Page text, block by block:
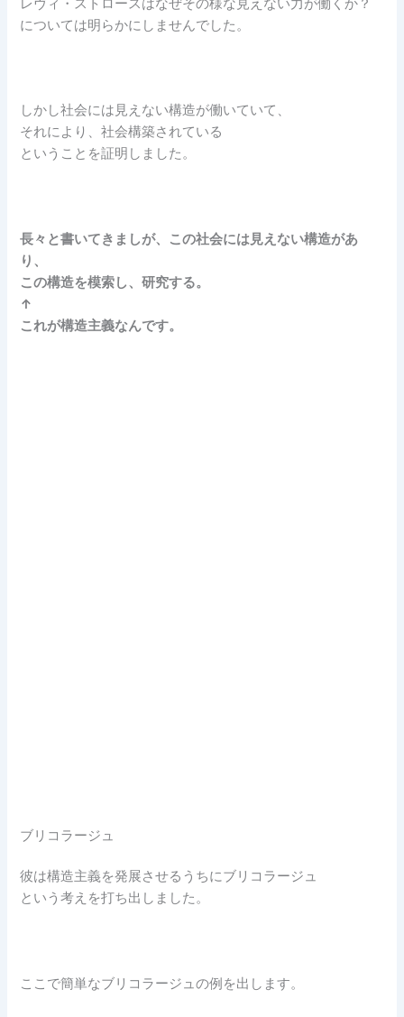
については明らかにしませんでした。
しかし社会には見えない構造が働いていて、
それにより、社会構築されている
ということを証明しました。
長々と書いてきましが、この社会には見えない構造があ
り、
この構造を模索し、研究する。
↑
これが構造主義なんです。
ブリコラージュ
彼は構造主義を発展させるうちにブリコラージュ
という考えを打ち出しました。
ここで簡単なブリコラージュの例を出します。